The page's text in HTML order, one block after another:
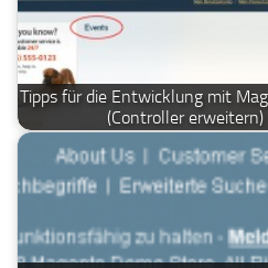
Tipps für die Entwicklung mit
(Controller erweitern)